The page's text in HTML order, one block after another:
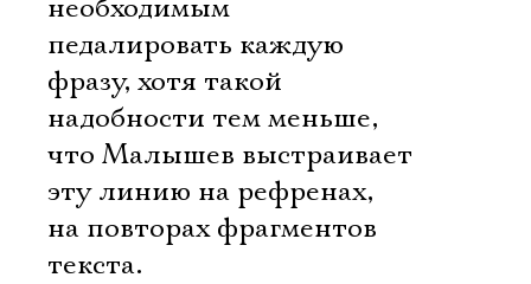
необходимым
педалировать каждую
фразу, хотя такой
надобности тем меньше,
что Малышев выстраивает
эту линию на рефренах,
на повторах фрагментов
текста.